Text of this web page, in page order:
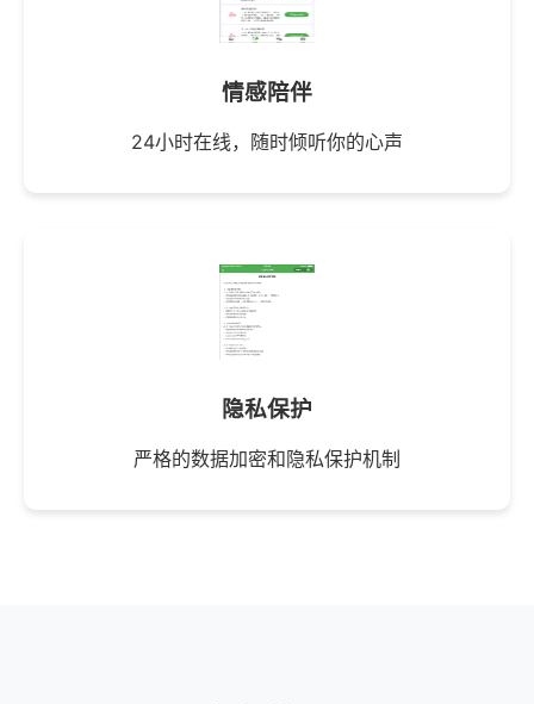
情感陪伴
24小时在线，随时倾听你的心声
隐私保护
严格的数据加密和隐私保护机制